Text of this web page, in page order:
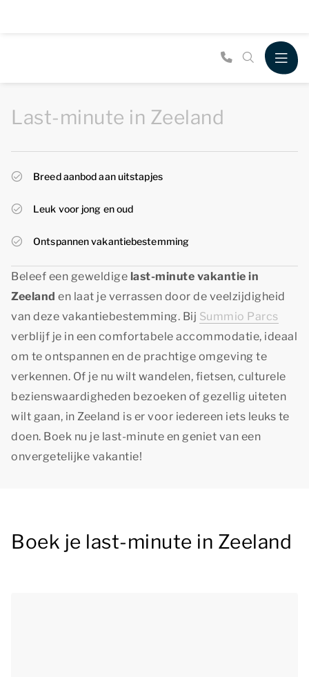
Last-minute in Zeeland
Breed aanbod aan uitstapjes
Leuk voor jong en oud
Ontspannen vakantiebestemming
Beleef een geweldige last-minute vakantie in
Zeeland en laat je verrassen door de veelzijdigheid
van deze vakantiebestemming. Bij Summio Parcs
verblijf je in een comfortabele accommodatie, ideaal
om te ontspannen en de prachtige omgeving te
verkennen. Of je nu wilt wandelen, fietsen, culturele
bezienswaardigheden bezoeken of gezellig uiteten
wilt gaan, in Zeeland is er voor iedereen iets leuks te
doen. Boek nu je last-minute en geniet van een
onvergetelijke vakantie!
Boek je last-minute in Zeeland